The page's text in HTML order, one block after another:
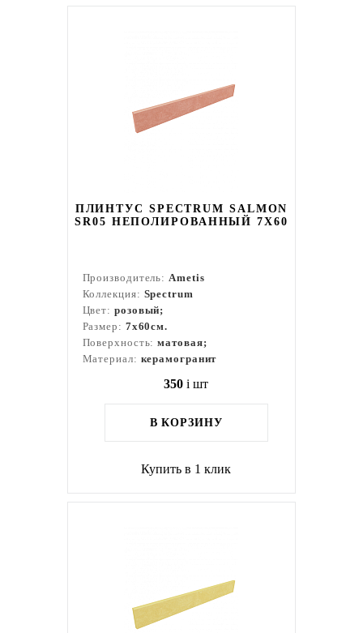
ПЛИНТУС SPECTRUM SALMON
SR05 НЕПОЛИРОВАННЫЙ 7X60
Производитель:Ametis
Коллекция: Spectrum
Цвет: розовый;
Размер: 7x60см.
Поверхность:матовая;
Материал: керамогранит
350 i шт
В КОРЗИНУ
Купить в 1 клик